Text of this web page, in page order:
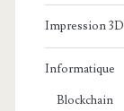
Impression 3D
Informatique
Blockchain